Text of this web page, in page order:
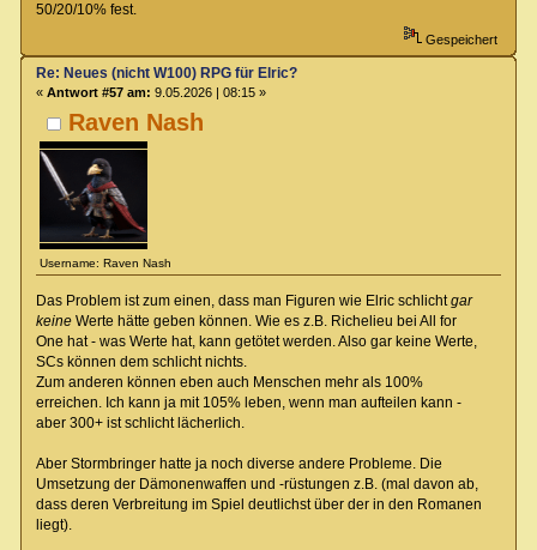
50/20/10% fest.
Gespeichert
Raven Nash
Username: Raven Nash
Re: Neues (nicht W100) RPG für Elric?
« Antwort #57 am: 9.05.2026 | 08:15 »
Das Problem ist zum einen, dass man Figuren wie Elric schlichtgar
keineWerte hätte geben können. Wie es z.B. Richelieu bei All for
One hat - was Werte hat, kann getötet werden. Also gar keine Werte,
SCs können dem schlicht nichts.
Zum anderen können eben auch Menschen mehr als 100%
erreichen. Ich kann ja mit 105% leben, wenn man aufteilen kann -
aber 300+ ist schlicht lächerlich.
Aber Stormbringer hatte ja noch diverse andere Probleme. Die
Umsetzung der Dämonenwaffen und -rüstungen z.B. (mal davon ab,
dass deren Verbreitung im Spiel deutlichst über der in den Romanen
liegt).